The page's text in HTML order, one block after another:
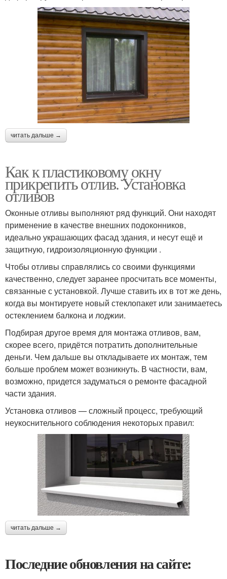
читать дальше →
Как к пластиковому окну
прикрепить отлив. Установка
отливов
Оконные отливы выполняют ряд функций. Они находят
применение в качестве внешних подоконников,
идеально украшающих фасад здания, и несут ещё и
защитную, гидроизоляционную функции .
Чтобы отливы справлялись со своими функциями
качественно, следует заранее просчитать все моменты,
связанные с установкой. Лучше ставить их в тот же день,
когда вы монтируете новый стеклопакет или занимаетесь
остеклением балкона и лоджии.
Подбирая другое время для монтажа отливов, вам,
скорее всего, придётся потратить дополнительные
деньги. Чем дальше вы откладываете их монтаж, тем
больше проблем может возникнуть. В частности, вам,
возможно, придется задуматься о ремонте фасадной
части здания.
Установка отливов — сложный процесс, требующий
неукоснительного соблюдения некоторых правил:
читать дальше →
Последние обновления на сайте: